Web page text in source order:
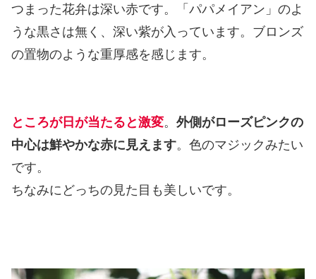
つまった花弁は深い赤です。「パパメイアン」のよ
うな黒さは無く、深い紫が入っています。ブロンズ
の置物のような重厚感を感じます。
ところが日が当たると激変。 外側がローズピンクの
中心は鮮やかな赤に見えます。色のマジックみたい
です。
ちなみにどっちの見た目も美しいです。